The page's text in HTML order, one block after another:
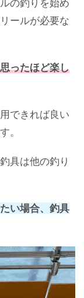
の釣りを始め
ールが必要な
ったほど楽し
できれば良い
。
具は他の釣り
い場合、釣具